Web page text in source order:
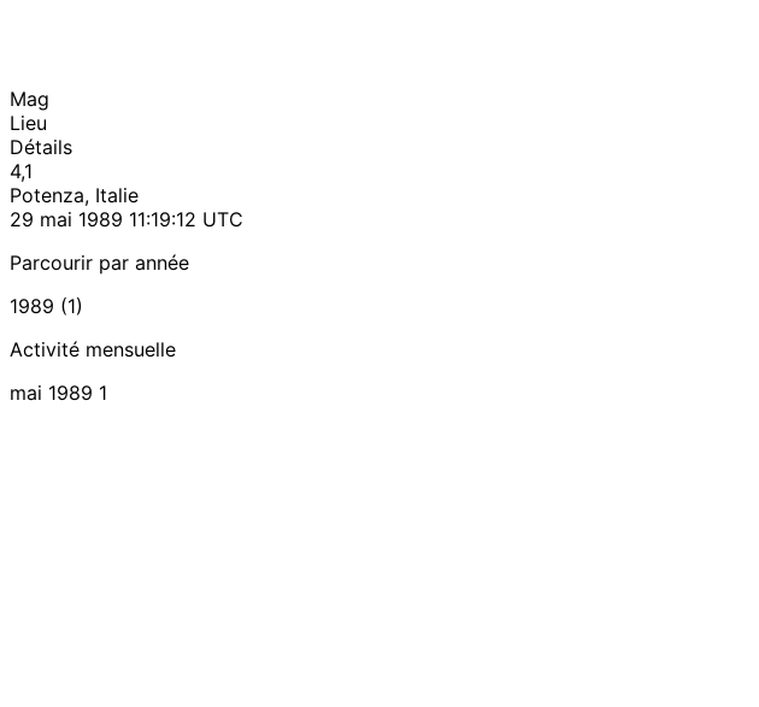
Mag
Lieu
Détails
4,1
Potenza, Italie
29 mai 1989 11:19:12 UTC
Parcourir par année
1989 (1)
Activité mensuelle
mai 1989 1